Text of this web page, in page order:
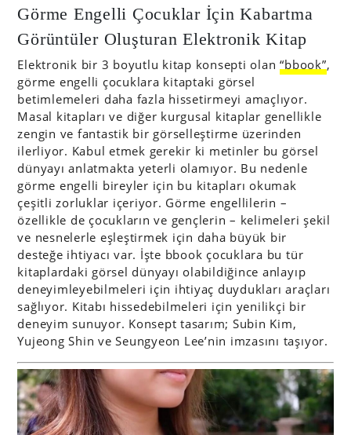
Görme Engelli Çocuklar İçin Kabartma
Görüntüler Oluşturan Elektronik Kitap
Elektronik bir 3 boyutlu kitap konsepti olan“bbook”,
görme engelli çocuklara kitaptaki görsel
betimlemeleri daha fazla hissetirmeyi amaçlıyor.
Masal kitapları ve diğer kurgusal kitaplar genellikle
zengin ve fantastik bir görselleştirme üzerinden
ilerliyor. Kabul etmek gerekir ki metinler bu görsel
dünyayı anlatmakta yeterli olamıyor. Bu nedenle
görme engelli bireyler için bu kitapları okumak
çeşitli zorluklar içeriyor. Görme engellilerin –
özellikle de çocukların ve gençlerin – kelimeleri şekil
ve nesnelerle eşleştirmek için daha büyük bir
desteğe ihtiyacı var. İşte bbook çocuklara bu tür
kitaplardaki görsel dünyayı olabildiğince anlayıp
deneyimleyebilmeleri için ihtiyaç duydukları araçları
sağlıyor. Kitabı hissedebilmeleri için yenilikçi bir
deneyim sunuyor. Konsept tasarım; Subin Kim,
Yujeong Shin ve Seungyeon Lee’nin imzasını taşıyor.